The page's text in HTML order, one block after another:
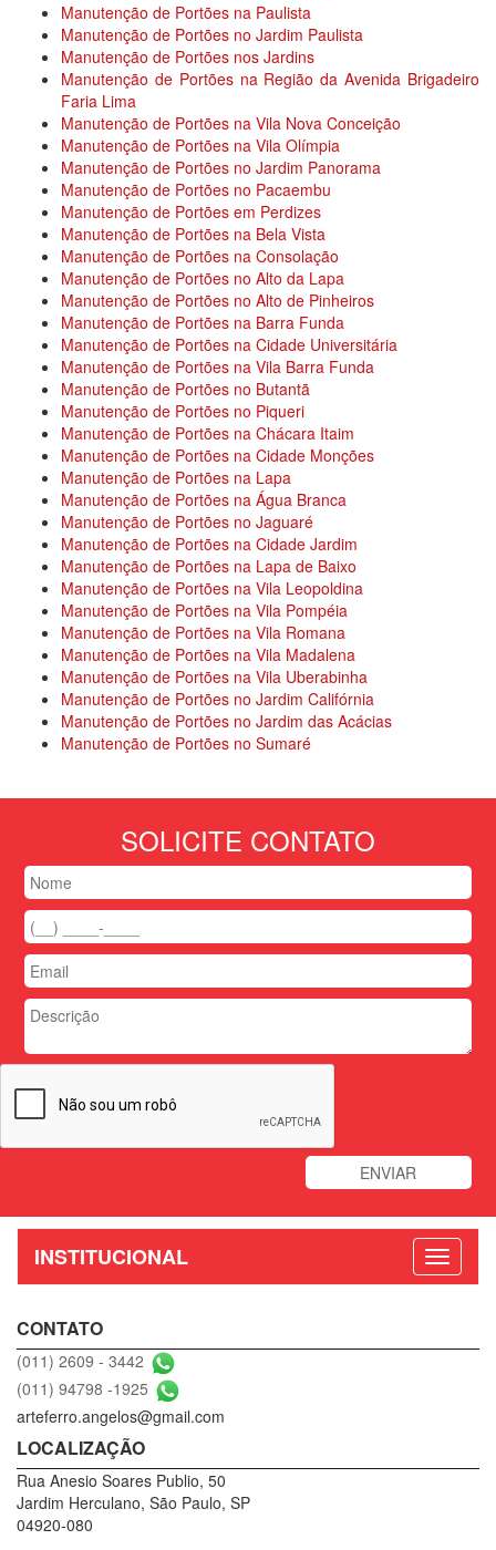
Manutenção de Portões na Paulista
Manutenção de Portões no Jardim Paulista
Manutenção de Portões nos Jardins
Manutenção de Portões na Região da Avenida Brigadeiro
Faria Lima
Manutenção de Portões na Vila Nova Conceição
Manutenção de Portões na Vila Olímpia
Manutenção de Portões no Jardim Panorama
Manutenção de Portões no Pacaembu
Manutenção de Portões em Perdizes
Manutenção de Portões na Bela Vista
Manutenção de Portões na Consolação
Manutenção de Portões no Alto da Lapa
Manutenção de Portões no Alto de Pinheiros
Manutenção de Portões na Barra Funda
Manutenção de Portões na Cidade Universitária
Manutenção de Portões na Vila Barra Funda
Manutenção de Portões no Butantã
Manutenção de Portões no Piqueri
Manutenção de Portões na Chácara Itaim
Manutenção de Portões na Cidade Monções
Manutenção de Portões na Lapa
Manutenção de Portões na Água Branca
Manutenção de Portões no Jaguaré
Manutenção de Portões na Cidade Jardim
Manutenção de Portões na Lapa de Baixo
Manutenção de Portões na Vila Leopoldina
Manutenção de Portões na Vila Pompéia
Manutenção de Portões na Vila Romana
Manutenção de Portões na Vila Madalena
Manutenção de Portões na Vila Uberabinha
Manutenção de Portões no Jardim Califórnia
Manutenção de Portões no Jardim das Acácias
Manutenção de Portões no Sumaré
SOLICITE CONTATO
INSTITUCIONAL
CONTATO
(011) 2609 - 3442
(011) 94798 -1925
arteferro.angelos@gmail.com
LOCALIZAÇÃO
Rua Anesio Soares Publio, 50
Jardim Herculano, São Paulo, SP
04920-080